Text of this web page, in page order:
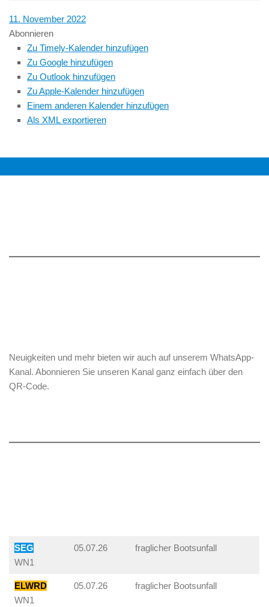
11. November 2022
Abonnieren
Zu Timely-Kalender hinzufügen
Zu Google hinzufügen
Zu Outlook hinzufügen
Zu Apple-Kalender hinzufügen
Einem anderen Kalender hinzufügen
Als XML exportieren
Neuigkeiten und mehr bieten wir auch auf unserem WhatsApp-
Kanal. Abonnieren Sie unseren Kanal ganz einfach über den
QR-Code.
SEG
WN1
05.07.26 fraglicher Bootsunfall
ELWRD
WN1
05.07.26 fraglicher Bootsunfall